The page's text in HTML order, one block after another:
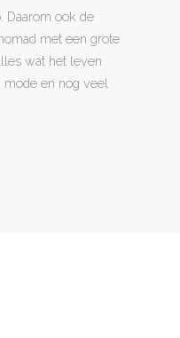
Daarom ook de
met een grote
wat het leven
en nog veel